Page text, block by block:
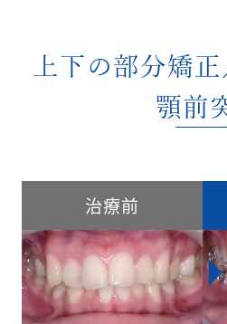
上下の部分矯
顎前
治療前